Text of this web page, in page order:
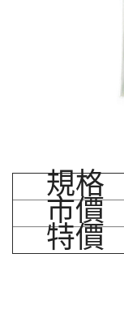
規格
市價
特價